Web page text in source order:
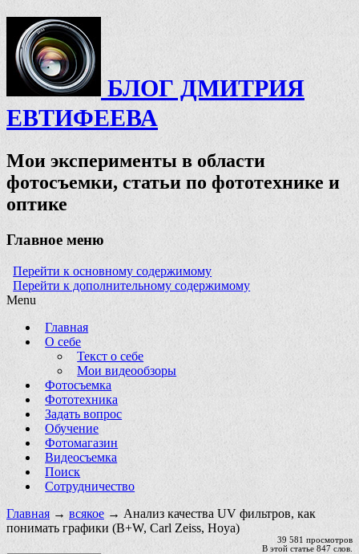
БЛОГ ДМИТРИЯ
ЕВТИФЕЕВА
Мои эксперименты в области
фотосъемки, статьи по фототехнике и
оптике
Главное меню
Перейти к основному содержимому
Перейти к дополнительному содержимому
Menu
Главная
О себе
Текст о себе
Мои видеообзоры
Фотосъемка
Фототехника
Задать вопрос
Обучение
Фотомагазин
Видеосъемка
Поиск
Сотрудничество
Главная → всякое → Анализ качества UV фильтров, как
понимать графики (B+W, Carl Zeiss, Hoya)
39 581 просмотров
В этой статье 847 слов.